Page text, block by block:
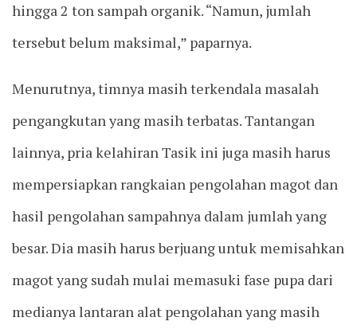
hingga 2 ton sampah organik. “Namun, jumlah
tersebut belum maksimal,” paparnya.
Menurutnya, timnya masih terkendala masalah
pengangkutan yang masih terbatas. Tantangan
lainnya, pria kelahiran Tasik ini juga masih harus
mempersiapkan rangkaian pengolahan magot dan
hasil pengolahan sampahnya dalam jumlah yang
besar. Dia masih harus berjuang untuk memisahkan
magot yang sudah mulai memasuki fase pupa dari
medianya lantaran alat pengolahan yang masih